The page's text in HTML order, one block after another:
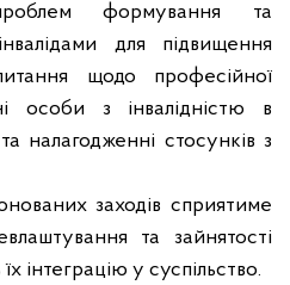
формування та
для підвищення
щодо професійної
особи з інвалідністю в
налагодженні стосунків з
заходів сприятиме
та зайнятості
інтеграцію у суспільство.